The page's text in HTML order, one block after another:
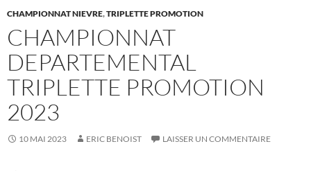
CHAMPIONNAT NIEVRE,TRIPLETTE PROMOTION
CHAMPIONNAT
DEPARTEMENTAL
TRIPLETTE PROMOTION
2023
10 MAI 2023 ERIC BENOIST LAISSER UN COMMENTAIRE